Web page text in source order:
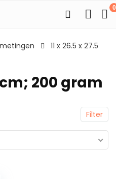
0
11 x 26.5 x 27.5
cm; 200 gram
Filter